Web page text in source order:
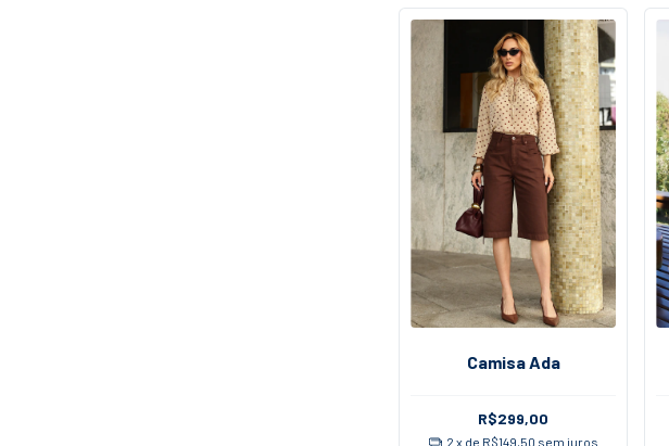
Camisa Ada
R$299,00
2 x de R$149,50 sem juros